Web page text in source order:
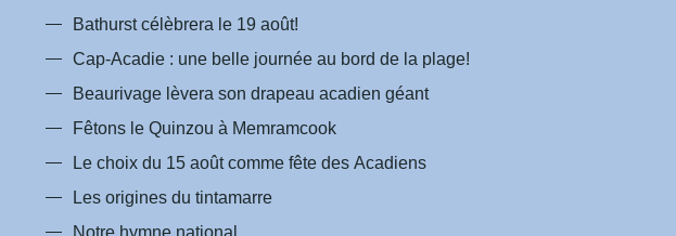
Bathurst célèbrera le 19 août!
Cap-Acadie : une belle journée au bord de la plage!
Beaurivage lèvera son drapeau acadien géant
Fêtons le Quinzou à Memramcook
Le choix du 15 août comme fête des Acadiens
Les origines du tintamarre
Notre hymne national